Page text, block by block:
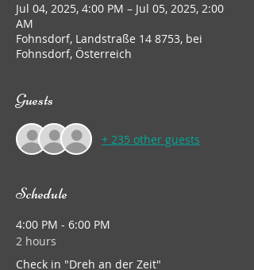
Jul 04, 2025, 4:00 PM – Jul 05, 2025, 2:00
AM
Fohnsdorf, Landstraße 14 8753, bei
Fohnsdorf, Österreich
Guests
+ 235 other guests
Schedule
4:00 PM - 6:00 PM
2 hours
Check in "Dreh an der Zeit"